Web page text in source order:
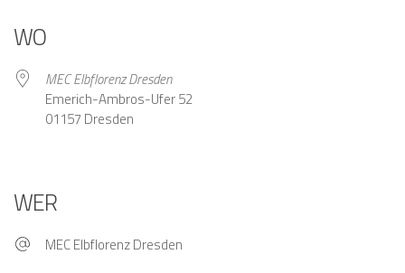
WO
MEC Elbflorenz Dresden
Emerich-Ambros-Ufer 52
01157 Dresden
WER
MEC Elbflorenz Dresden